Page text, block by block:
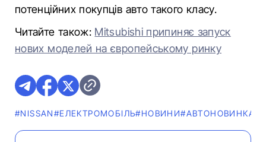
потенційних покупців авто такого класу.
Читайте також: Mitsubishi припиняє запуск
нових моделей на європейському ринку
#NISSAN#ЕЛЕКТРОМОБІЛЬ#НОВИНИ#АВТОНОВИНКА